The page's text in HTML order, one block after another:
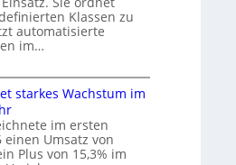
Klassen zu
automatisierte
im…
starkes Wachstum im
im ersten
einen Umsatz von
Plus von 15,3% im